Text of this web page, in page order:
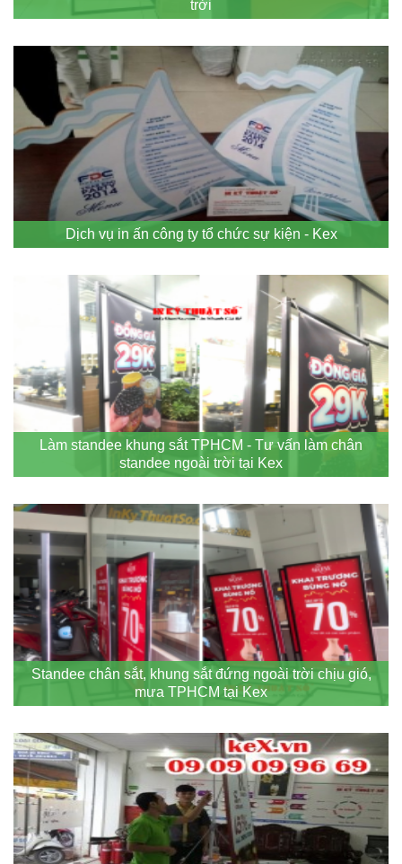
trời
Dịch vụ in ấn công ty tổ chức sự kiện - Kex
Làm standee khung sắt TPHCM - Tư vấn làm chân
standee ngoài trời tại Kex
Standee chân sắt, khung sắt đứng ngoài trời chịu gió,
mưa TPHCM tại Kex